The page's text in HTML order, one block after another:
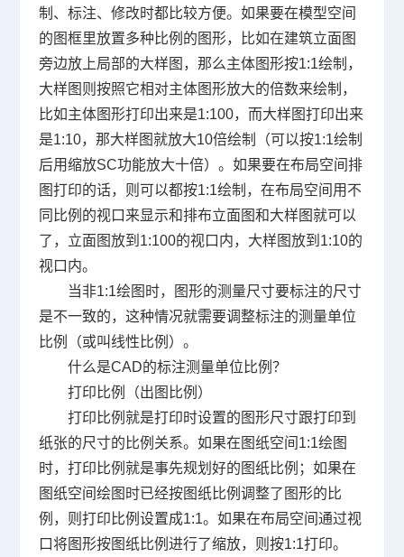
制、标注、修改时都比较方便。如果要在模型空间
的图框里放置多种比例的图形，比如在建筑立面图
旁边放上局部的大样图，那么主体图形按1:1绘制，
大样图则按照它相对主体图形放大的倍数来绘制，
比如主体图形打印出来是1:100，而大样图打印出来
是1:10，那大样图就放大10倍绘制（可以按1:1绘制
后用缩放SC功能放大十倍）。如果要在布局空间排
图打印的话，则可以都按1:1绘制，在布局空间用不
同比例的视口来显示和排布立面图和大样图就可以
了，立面图放到 1:100的视口内，大样图放到 1:10的
视口内。
当非1:1绘图时，图形的测量尺寸要标注的尺寸
是不一致的，这种情况就需要调整标注的测量单位
比例（或叫线性比例）。
什么是CAD的标注测量单位比例？
打印比例（出图比例）
打印比例就是打印时设置的图形尺寸跟打印到
纸张的尺寸的比例关系。如果在图纸空间 1:1绘图
时，打印比例就是事先规划好的图纸比例；如果在
图纸空间绘图时已经按图纸比例调整了图形的比
例，则打印比例设置成1:1。如果在布局空间通过视
口将图形按图纸比例进行了缩放，则按1:1打印。